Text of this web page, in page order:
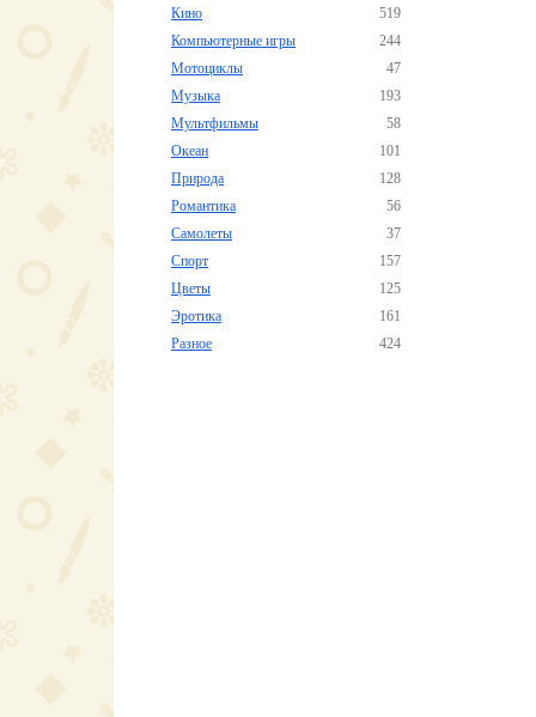
Кино
519
Компьютерные игры
244
Мотоциклы
47
Музыка
193
Мультфильмы
58
Океан
101
Природа
128
Романтика
56
Самолеты
37
Спорт
157
Цветы
125
Эротика
161
Разное
424